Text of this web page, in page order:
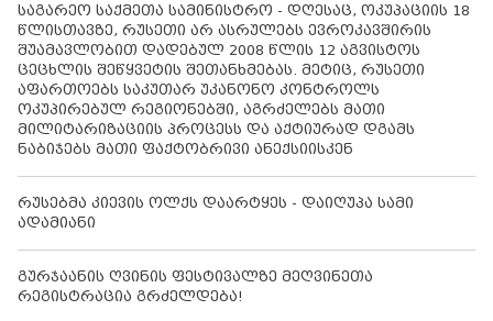
საგარეო საქმეთა სამინისტრო - დღესაც, ოკუპაციის 18
წლისთავზე, რუსეთი არ ასრულებს ევროკავშირის
შუამავლობით დადებულ 2008 წლის 12 აგვისტოს
ცეცხლის შეწყვეტის შეთანხმებას. მეტიც, რუსეთი
აფართოებს საკუთარ უკანონო კონტროლს
ოკუპირებულ რეგიონებში, აგრძელებს მათი
მილიტარიზაციის პროცესს და აქტიურად დგამს
ნაბიჯებს მათი ფაქტობრივი ანექსიისკენ
რუსებმა კიევის ოლქს დაარტყეს - დაიღუპა სამი
ადამიანი
გურჯაანის ღვინის ფესტივალზე მეღვინეთა
რეგისტრაცია გრძელდება!